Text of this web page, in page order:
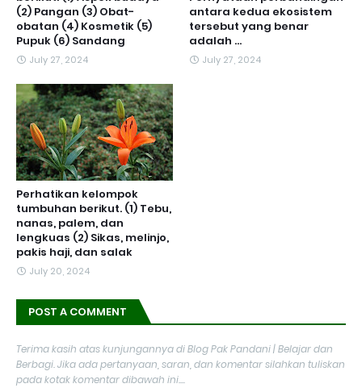
(2) Pangan (3) Obat-
obatan (4) Kosmetik (5)
Pupuk (6) Sandang
July 27, 2024
antara kedua ekosistem
tersebut yang benar
adalah ...
July 27, 2024
Perhatikan kelompok
tumbuhan berikut. (1) Tebu,
nanas, palem, dan
lengkuas (2) Sikas, melinjo,
pakis haji, dan salak
July 20, 2024
POST A COMMENT
Terima kasih atas kunjungannya di Blog Pak Pandani | Belajar dan
Berbagi. Jika ada pertanyaan, saran, dan komentar silahkan tuliskan
pada kotak komentar dibawah ini....